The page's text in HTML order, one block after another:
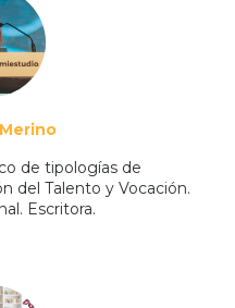
de tipologías de
del Talento y Vocación.
Escritora.